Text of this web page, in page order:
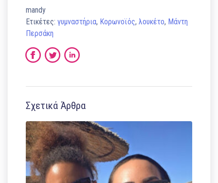
mandy
Ετικέτες:γυμναστήρια, Κορωνοϊός,λουκέτο, Μάντη
Περσάκη
Σχετικά Άρθρα